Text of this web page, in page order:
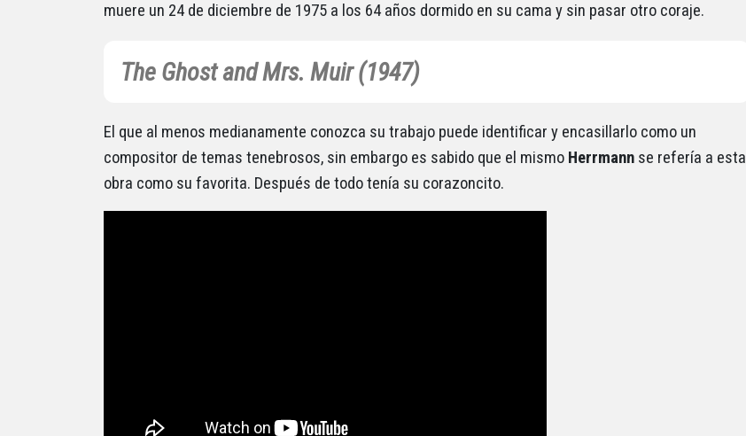
muere un 24 de diciembre de 1975 a los 64 años dormido en su cama y sin pasar otro coraje.
The Ghost and Mrs. Muir (1947)
El que al menos medianamente conozca su trabajo puede identificar y encasillarlo como un
compositor de temas tenebrosos, sin embargo es sabido que el mismo Herrmann se refería a esta
obra como su favorita. Después de todo tenía su corazoncito.